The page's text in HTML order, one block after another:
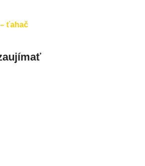
ťahač